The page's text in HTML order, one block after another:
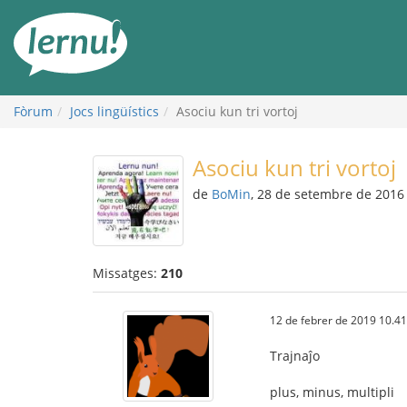
contingut
Fòrum Jocs lingüístics Asociu kun tri vortoj
Asociu kun tri vortoj
de BoMin, 28 de setembre de 2016
Missatges: 210
12 de febrer de 2019
Trajnaĵo
plus, minus, multipli